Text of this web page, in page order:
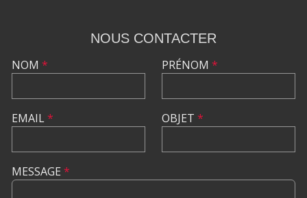
NOUS CONTACTER
NOM *
EMAIL*
PRÉNOM *
OBJET *
MESSAGE *